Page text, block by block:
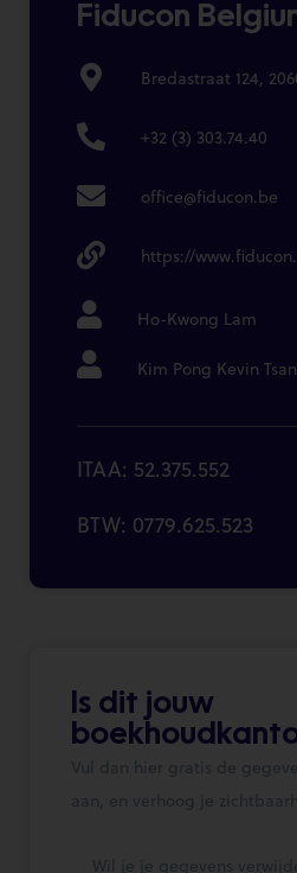
Fiducon
Bredastraat 124,
+32 (3) 303.74.40
office@fiducon.be
https://
Ho-Kwong Lam
Kim Pong Kevin
ITAA: 52.375.552
BTW: 0779.625.523
Is dit jouw
Vul dan hier gratis de
aan, en verhoog je
Wil je je gegevens